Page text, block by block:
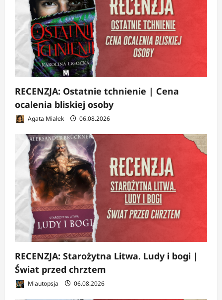
RECENZJA: Ostatnie tchnienie | Cena
ocalenia bliskiej osoby
Agata Miałek 06.08.2026
RECENZJA: Starożytna Litwa. Ludy i bogi |
Świat przed chrztem
Miautopsja 06.08.2026